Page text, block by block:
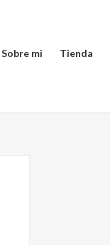
Sobre mi Tienda